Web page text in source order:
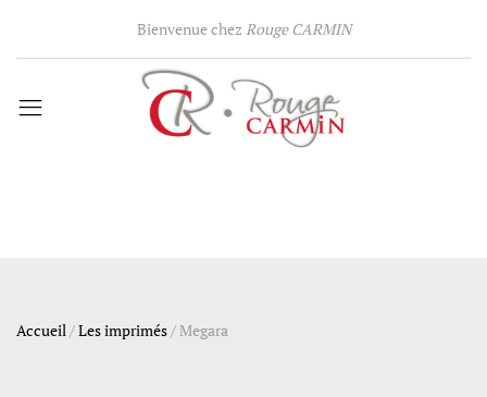
Bienvenue chez Rouge CARMIN
Accueil/Les imprimés/Megara